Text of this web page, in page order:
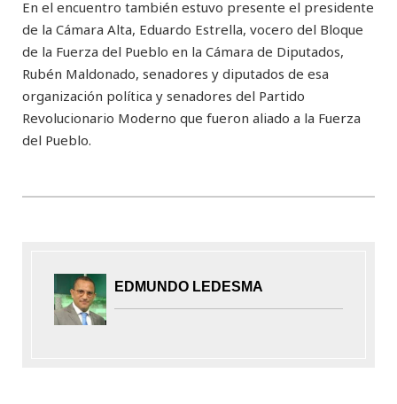
En el encuentro también estuvo presente el presidente
de la Cámara Alta, Eduardo Estrella, vocero del Bloque
de la Fuerza del Pueblo en la Cámara de Diputados,
Rubén Maldonado, senadores y diputados de esa
organización política y senadores del Partido
Revolucionario Moderno que fueron aliado a la Fuerza
del Pueblo.
EDMUNDO LEDESMA